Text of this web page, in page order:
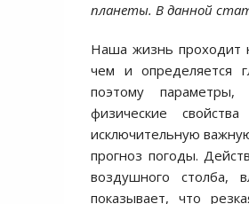
планеты. В данной
Наша жизнь проходит
чем и определяется
поэтому
физические
исключительную
прогноз погоды.
воздушного столба,
показывает, что